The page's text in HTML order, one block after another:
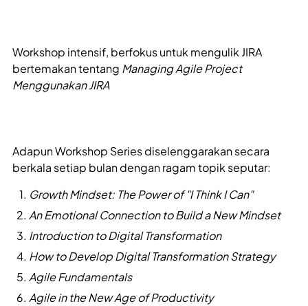
Workshop intensif, berfokus untuk mengulik JIRA
bertemakan tentang Managing Agile Project
Menggunakan JIRA
Adapun Workshop Series diselenggarakan secara
berkala setiap bulan dengan ragam topik seputar:
Growth Mindset: The Power of "I Think I Can"
An Emotional Connection to Build a New Mindset
Introduction to Digital Transformation
How to Develop Digital Transformation Strategy
Agile Fundamentals
Agile in the New Age of Productivity